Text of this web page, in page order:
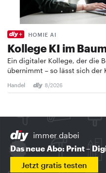
HOMIE AI
Kollege KI im
Ein digitaler Kollege, der die
übernimmt – so lässt sich der
Handel 8/2026
immer dabei
Das neue Abo: Print –
Jetzt gratis testen